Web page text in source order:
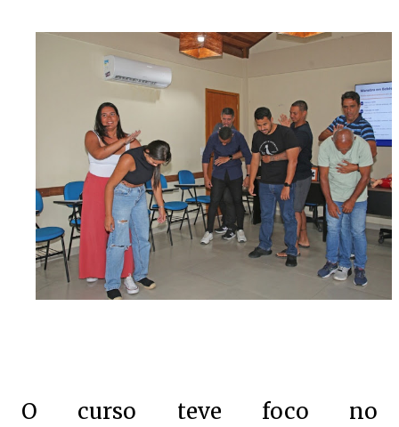
O curso teve foco no